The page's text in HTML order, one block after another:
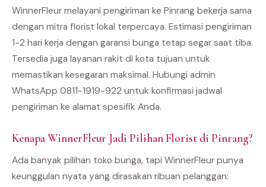
WinnerFleur melayani pengiriman ke Pinrang bekerja sama
dengan mitra florist lokal terpercaya. Estimasi pengiriman
1-2 hari kerja dengan garansi bunga tetap segar saat tiba.
Tersedia juga layanan rakit di kota tujuan untuk
memastikan kesegaran maksimal. Hubungi admin
WhatsApp 0811-1919-922 untuk konfirmasi jadwal
pengiriman ke alamat spesifik Anda.
Kenapa WinnerFleur Jadi Pilihan Florist di Pinrang?
Ada banyak pilihan toko bunga, tapi WinnerFleur punya
keunggulan nyata yang dirasakan ribuan pelanggan: